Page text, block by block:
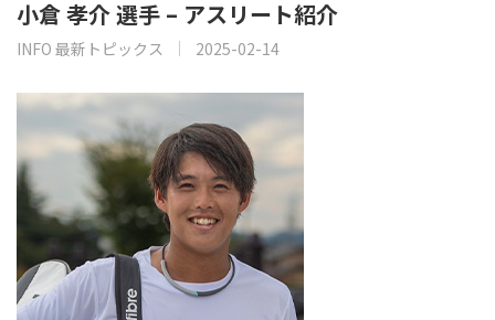
小倉 孝介 選手 – アスリート紹介
INFO 最新トピックス 2025-02-14